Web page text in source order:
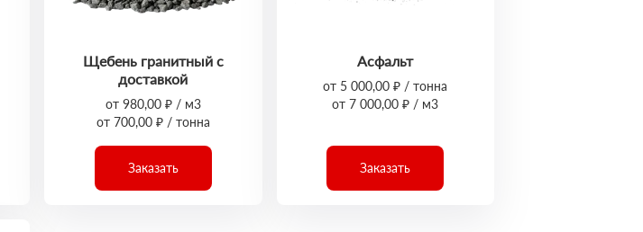
Щебень гранитный с
доставкой
от 980,00 ₽ / м3
от 700,00 ₽ / тонна
Заказать
Асфальт
от 5 000,00 ₽ / тонна
от 7 000,00 ₽ / м3
Заказать